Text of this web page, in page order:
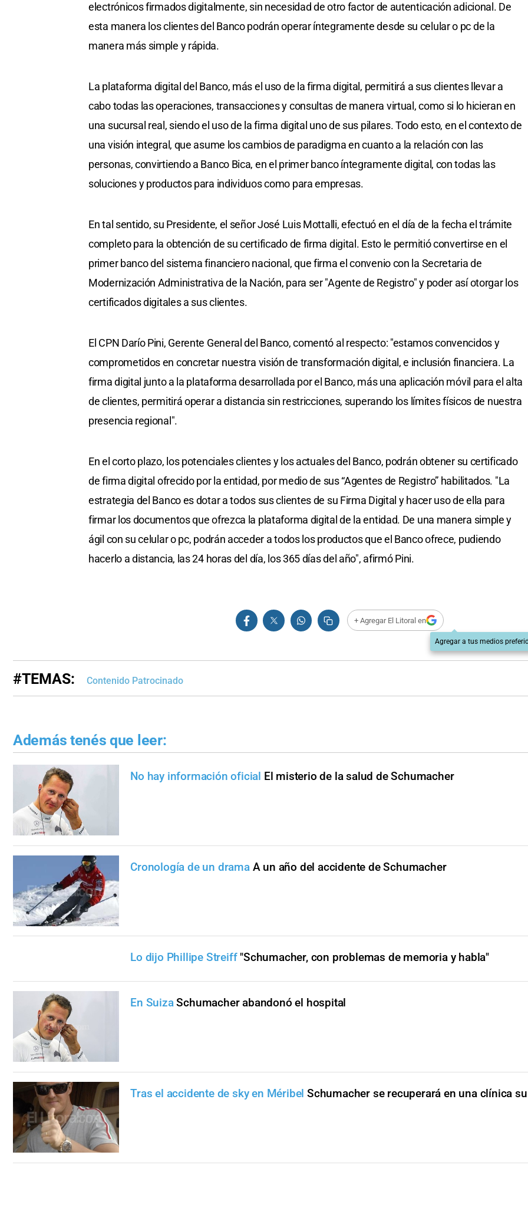
electrónicos firmados digitalmente, sin necesidad de otro factor de autenticación adicional. De
esta manera los clientes del Banco podrán operar íntegramente desde su celular o pc de la
manera más simple y rápida.
La plataforma digital del Banco, más el uso de la firma digital, permitirá a sus clientes llevar a
cabo todas las operaciones, transacciones y consultas de manera virtual, como si lo hicieran en
una sucursal real, siendo el uso de la firma digital uno de sus pilares. Todo esto, en el contexto de
una visión integral, que asume los cambios de paradigma en cuanto a la relación con las
personas, convirtiendo a Banco Bica, en el primer banco íntegramente digital, con todas las
soluciones y productos para individuos como para empresas.
En tal sentido, su Presidente, el señor José Luis Mottalli, efectuó en el día de la fecha el trámite
completo para la obtención de su certificado de firma digital. Esto le permitió convertirse en el
primer banco del sistema financiero nacional, que firma el convenio con la Secretaria de
Modernización Administrativa de la Nación, para ser "Agente de Registro" y poder así otorgar los
certificados digitales a sus clientes.
El CPN Darío Pini, Gerente General del Banco, comentó al respecto: "estamos convencidos y
comprometidos en concretar nuestra visión de transformación digital, e inclusión financiera. La
firma digital junto a la plataforma desarrollada por el Banco, más una aplicación móvil para el alta
de clientes, permitirá operar a distancia sin restricciones, superando los límites físicos de nuestra
presencia regional".
En el corto plazo, los potenciales clientes y los actuales del Banco, podrán obtener su certificado
de firma digital ofrecido por la entidad, por medio de sus “Agentes de Registro” habilitados. "La
estrategia del Banco es dotar a todos sus clientes de su Firma Digital y hacer uso de ella para
firmar los documentos que ofrezca la plataforma digital de la entidad. De una manera simple y
ágil con su celular o pc, podrán acceder a todos los productos que el Banco ofrece, pudiendo
hacerlo a distancia, las 24 horas del día, los 365 días del año", afirmó Pini.
+ Agregar El Litoral en
Agregar a tus medios
#TEMAS: Contenido Patrocinado
Además tenés que leer:
No hay información oficial El misterio de la salud de Schumacher
Cronología de un drama A un año del accidente de Schumacher
Lo dijo Phillipe Streiff "Schumacher, con problemas de memoria y habla"
En Suiza Schumacher abandonó el hospital
Tras el accidente de sky en Méribel Schumacher se recuperará en una clínica